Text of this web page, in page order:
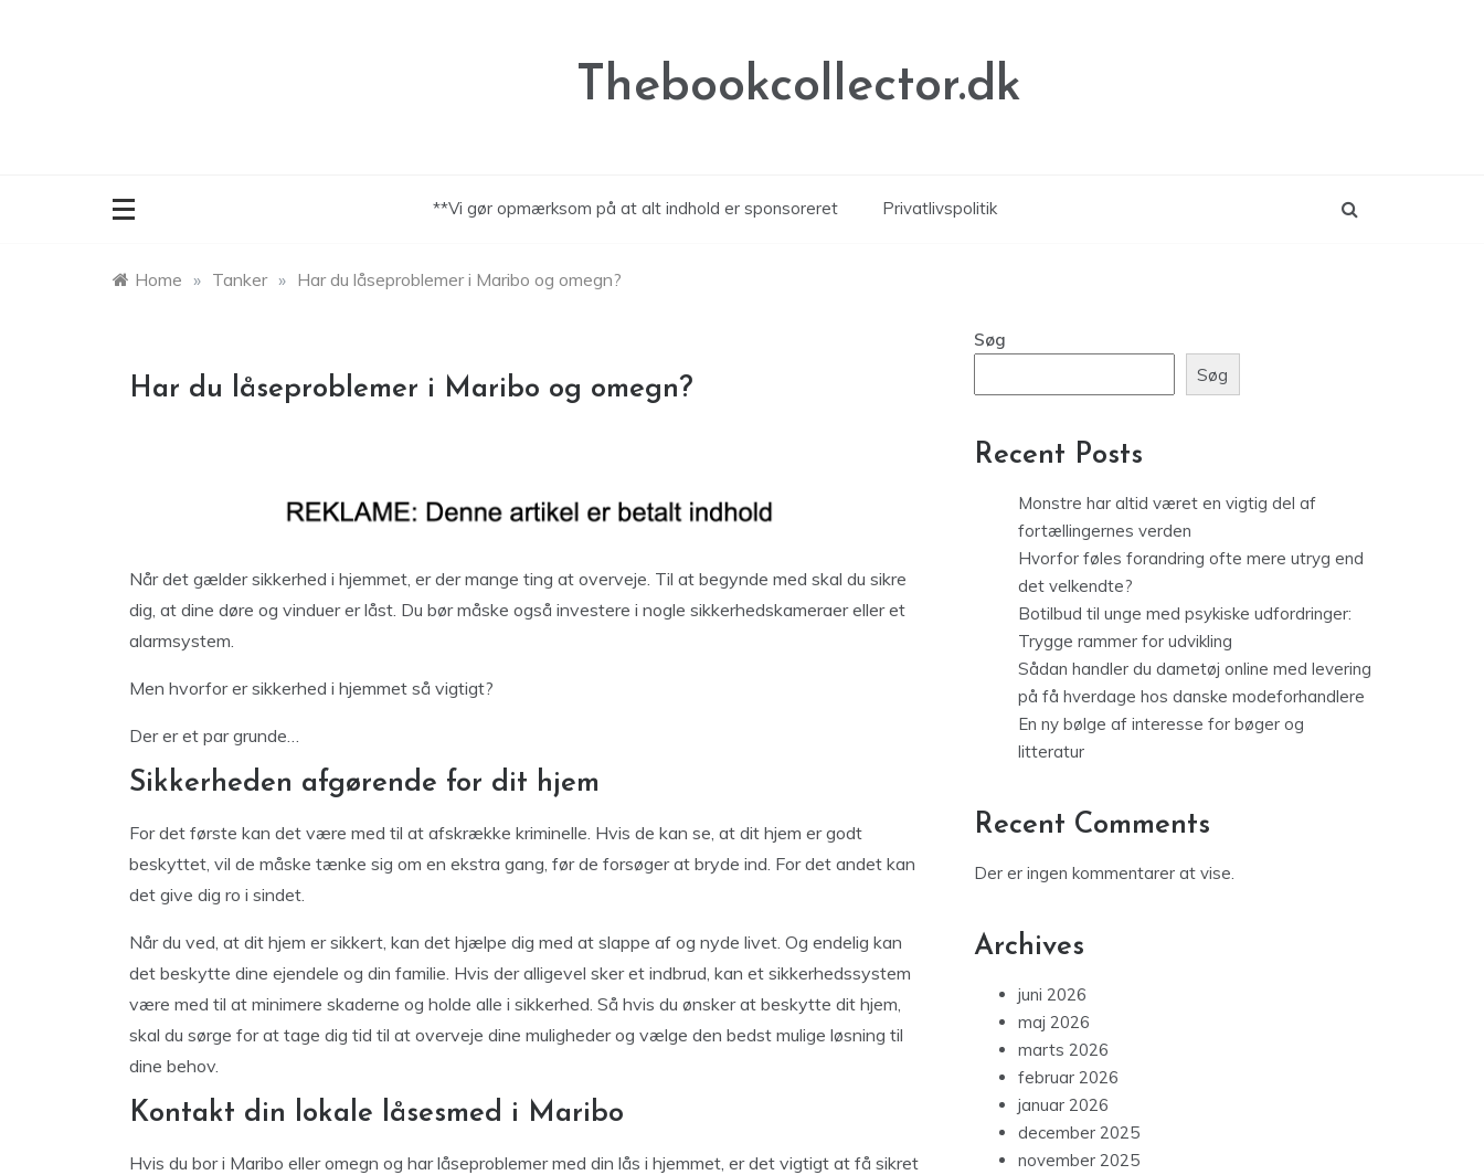
Thebookcollector.dk
**Vi gør opmærksom på at alt indhold er sponsoreret Privatlivspolitik
Home » Tanker » Har du låseproblemer i Maribo og omegn?
Har du låseproblemer i Maribo og omegn?
Når det gælder sikkerhed i hjemmet, er der mange ting at overveje. Til at begynde med skal du sikre
dig, at dine døre og vinduer er låst. Du bør måske også investere i nogle sikkerhedskameraer eller et
alarmsystem.
Men hvorfor er sikkerhed i hjemmet så vigtigt?
Der er et par grunde…
Sikkerheden afgørende for dit hjem
For det første kan det være med til at afskrække kriminelle. Hvis de kan se, at dit hjem er godt
beskyttet, vil de måske tænke sig om en ekstra gang, før de forsøger at bryde ind. For det andet kan
det give dig ro i sindet.
Når du ved, at dit hjem er sikkert, kan det hjælpe dig med at slappe af og nyde livet. Og endelig kan
det beskytte dine ejendele og din familie. Hvis der alligevel sker et indbrud, kan et sikkerhedssystem
være med til at minimere skaderne og holde alle i sikkerhed. Så hvis du ønsker at beskytte dit hjem,
skal du sørge for at tage dig tid til at overveje dine muligheder og vælge den bedst mulige løsning til
dine behov.
Kontakt din lokale låsesmed i Maribo
Hvis du bor i Maribo eller omegn og har låseproblemer med din lås i hjemmet, er det vigtigt at få sikret
Søg
Søg
Recent Posts
Monstre har altid været en vigtig del af
fortællingernes verden
Hvorfor føles forandring ofte mere utryg end
det velkendte?
Botilbud til unge med psykiske udfordringer:
Trygge rammer for udvikling
Sådan handler du dametøj online med levering
på få hverdage hos danske modeforhandlere
En ny bølge af interesse for bøger og
litteratur
Recent Comments
Der er ingen kommentarer at vise.
Archives
juni 2026
maj 2026
marts 2026
februar 2026
januar 2026
december 2025
november 2025